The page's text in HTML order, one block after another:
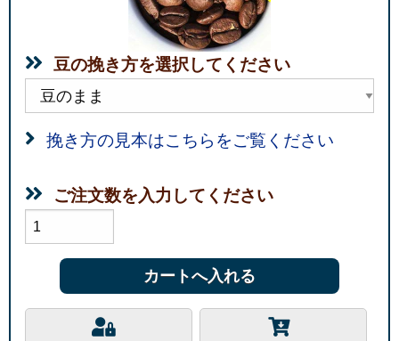
豆の挽き方を選択してください
挽き方の見本はこちらをご覧ください
ご注文数を入力してください